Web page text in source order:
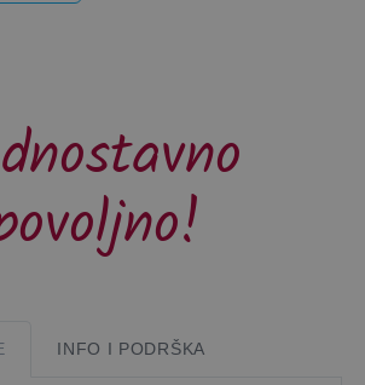
INFO I PODRŠKA